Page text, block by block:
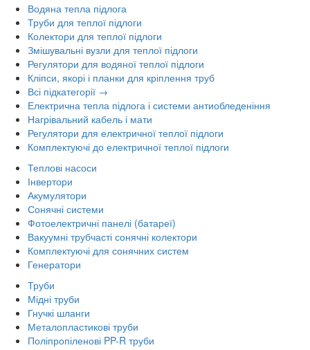
Водяна тепла підлога
Труби для теплої підлоги
Колектори для теплої підлоги
Змішувальні вузли для теплої підлоги
Регулятори для водяної теплої підлоги
Кліпси, якорі і планки для кріплення труб
Всі підкатегорії →
Електрична тепла підлога і системи антиобледеніння
Нагрівальний кабель і мати
Регулятори для електричної теплої підлоги
Комплектуючі до електричної теплої підлоги
Теплові насоси
Інвертори
Акумулятори
Сонячні системи
Фотоелектричні панелі (батареї)
Вакуумні трубчасті сонячні колектори
Комплектуючі для сонячних систем
Генератори
Труби
Мідні труби
Гнучкі шланги
Металопластикові труби
Поліпропіленові PP-R труби